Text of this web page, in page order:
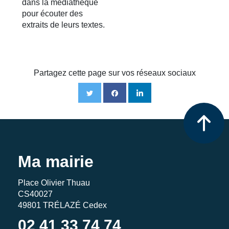
dans la médiathèque
pour écouter des
extraits de leurs textes.
Partagez cette page sur vos réseaux sociaux
Ma mairie
Place Olivier Thuau
CS40027
49801 TRÉLAZÉ Cedex
02 41 33 74 74